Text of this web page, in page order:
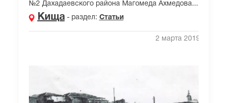
№2 Дахадаевского района Магомеда Ахмедова....
Кища- раздел: Статьи
2 марта 2019 г.